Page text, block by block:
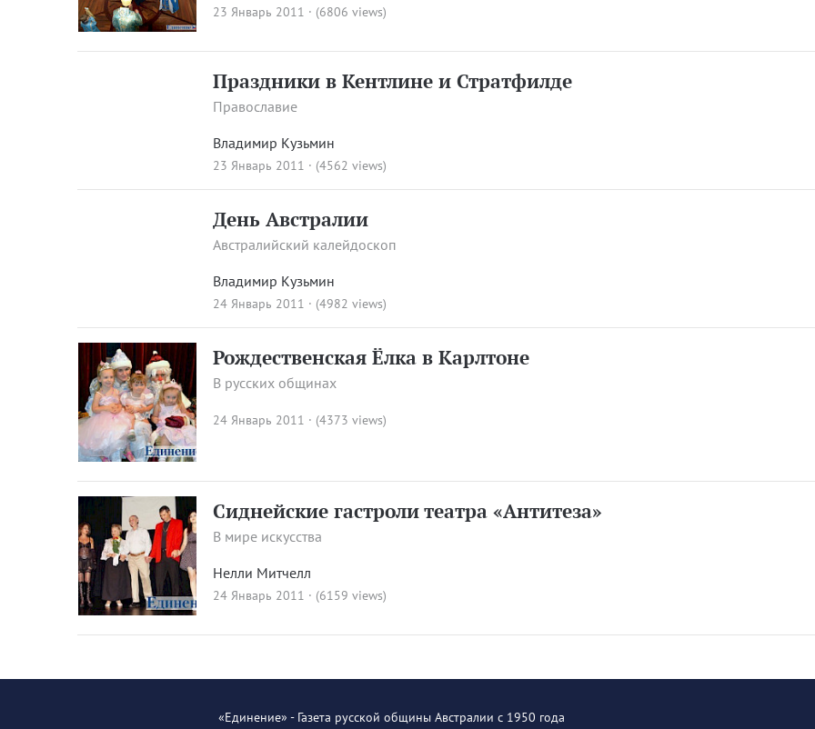
23 Январь 2011 · (6806 views)
Праздники в Кентлине и Стратфилде
Православие
Владимир Кузьмин
23 Январь 2011 · (4562 views)
День Австралии
Австралийский калейдоскоп
Владимир Кузьмин
24 Январь 2011 · (4982 views)
Рождественская Ёлка в Карлтоне
В русских общинах
24 Январь 2011 · (4373 views)
Сиднейские гастроли театра «Антитеза»
В мире искусства
Нелли Митчелл
24 Январь 2011 · (6159 views)
«Единение» - Газета русской общины Австралии с 1950 года